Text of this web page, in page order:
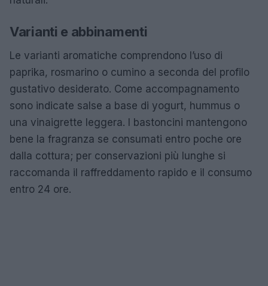
Varianti e abbinamenti
Le varianti aromatiche comprendono l’uso di
paprika, rosmarino o cumino a seconda del profilo
gustativo desiderato. Come accompagnamento
sono indicate salse a base di yogurt, hummus o
una vinaigrette leggera. I bastoncini mantengono
bene la fragranza se consumati entro poche ore
dalla cottura; per conservazioni più lunghe si
raccomanda il raffreddamento rapido e il consumo
entro 24 ore.